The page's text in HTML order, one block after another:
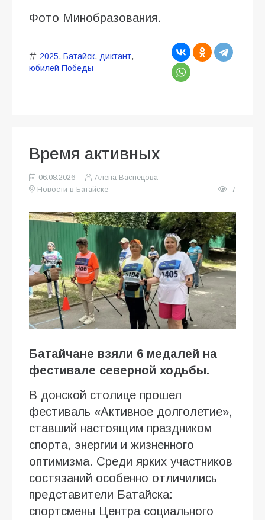
Фото Минобразования.
2025, Батайск, диктант,
юбилей Победы
Время активных
06.08.2026
Алена Васнецова
Новости в Батайске
7
Батайчане взяли 6 медалей на
фестивале северной ходьбы.
В донской столице прошел
фестиваль «Активное долголетие»,
ставший настоящим праздником
спорта, энергии и жизненного
оптимизма. Среди ярких участников
состязаний особенно отличились
представители Батайска:
спортсмены Центра социального